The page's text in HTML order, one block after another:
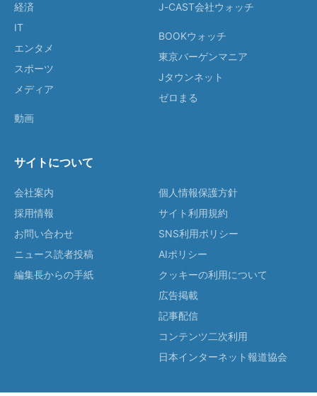
経済
IT
エンタメ
スポーツ
メディア
動画
J-CAST会社ウォッチ
BOOKウォッチ
東京バーゲンマニア
Jタウンネット
ゼロまる
サイトについて
会社案内
採用情報
お問い合わせ
ニュース読者投稿
編集長からの手紙
個人情報保護方針
サイト利用規約
SNS利用ポリシー
AIポリシー
クッキーの利用について
広告掲載
記事配信
コンテンツ二次利用
日本インターネット報道協会